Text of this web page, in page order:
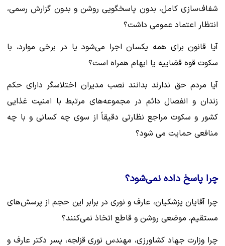
شفاف‌سازی کامل، بدون پاسخگویی روشن و بدون گزارش رسمی،
انتظار اعتماد عمومی داشت؟
آیا قانون برای همه یکسان اجرا می‌شود یا در برخی موارد، با
سکوت قوه قضاییه یا ابهام همراه است؟
آیا مردم حق ندارند بدانند نصب مدیران اختلاسگر دارای حکم
زندان و انفصال دائم در مجموعه‌های مرتبط با امنیت غذایی
کشور و سکوت مراجع نظارتی دقیقاً از سوی چه کسانی و با چه
منافعی حمایت می شود؟
‌چرا پاسخ داده نمی‌شود؟‌
چرا آقایان پزشکیان، عارف و نوری در برابر این حجم از پرسش‌های
مستقیم، موضعی روشن و قاطع اتخاذ نمی‌کنند؟
‌چرا وزارت جهاد کشاورزی، مهندس نوری قزلجه، پسر دکتر عارف و